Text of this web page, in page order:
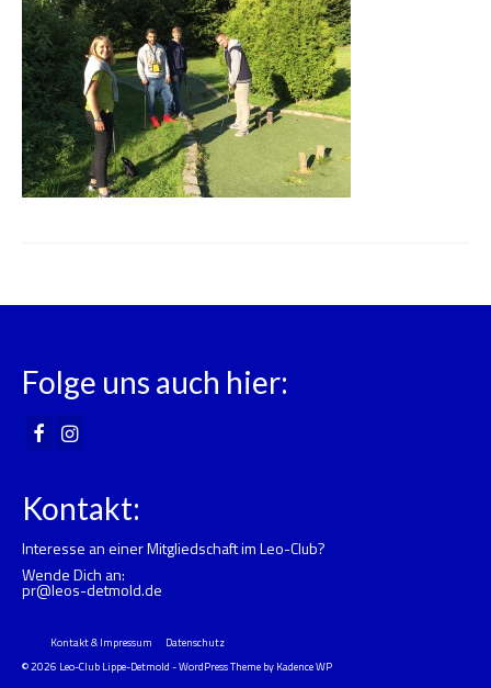
Folge uns auch hier:
Kontakt:
Interesse an einer Mitgliedschaft im Leo-Club?
Wende Dich an:
pr@leos-detmold.de
Kontakt & Impressum
Datenschutz
© 2026 Leo-Club Lippe-Detmold - WordPress Theme by Kadence WP